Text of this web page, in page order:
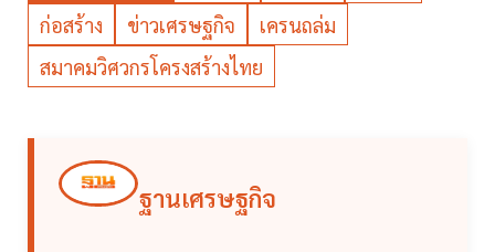
ก่อสร้าง
ข่าวเศรษฐกิจ
เครนถล่ม
สมาคมวิศวกรโครงสร้างไทย
ฐานเศรษฐกิจ